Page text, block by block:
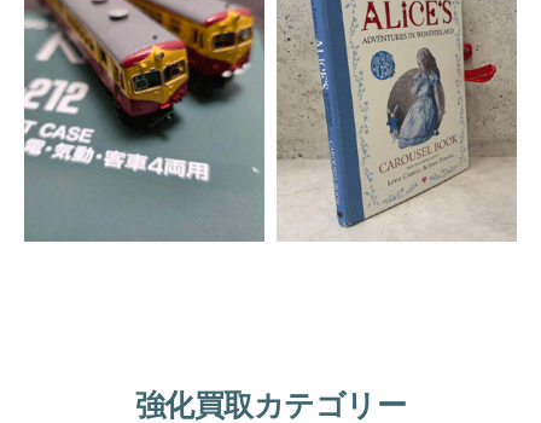
強化買取カテゴリー